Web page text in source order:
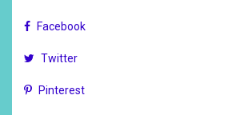
Facebook
Twitter
Pinterest